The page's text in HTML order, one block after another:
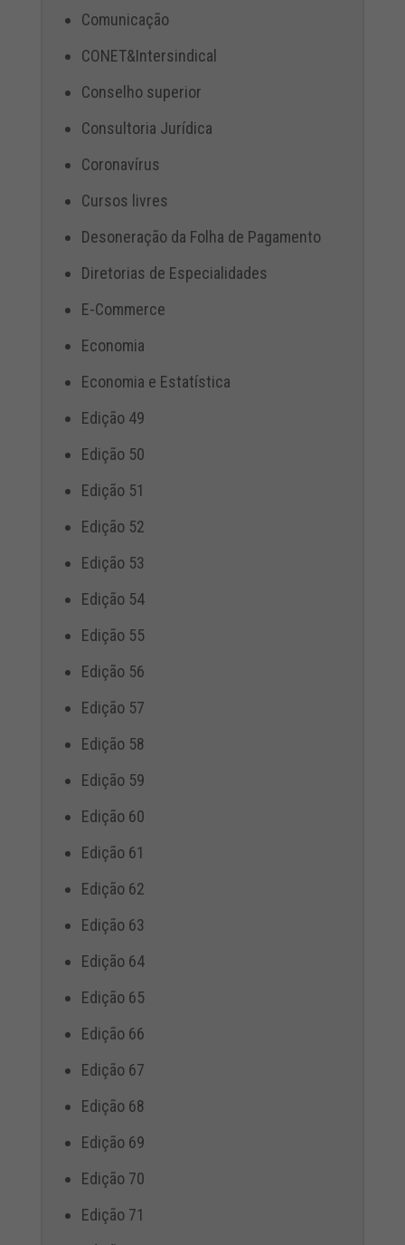
Comunicação
CONET&Intersindical
Conselho superior
Consultoria Jurídica
Coronavírus
Cursos livres
Desoneração da Folha de Pagamento
Diretorias de Especialidades
E-Commerce
Economia
Economia e Estatística
Edição 49
Edição 50
Edição 51
Edição 52
Edição 53
Edição 54
Edição 55
Edição 56
Edição 57
Edição 58
Edição 59
Edição 60
Edição 61
Edição 62
Edição 63
Edição 64
Edição 65
Edição 66
Edição 67
Edição 68
Edição 69
Edição 70
Edição 71